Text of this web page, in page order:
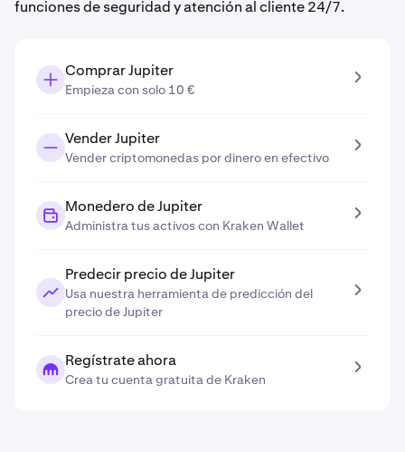
funciones de seguridad y atención al cliente 24/7.
Comprar Jupiter
Empieza con solo 10 €
Vender Jupiter
Vender criptomonedas por dinero en efectivo
Monedero de Jupiter
Administra tus activos con Kraken Wallet
Predecir precio de Jupiter
Usa nuestra herramienta de predicción del
precio de Jupiter
Regístrate ahora
Crea tu cuenta gratuita de Kraken